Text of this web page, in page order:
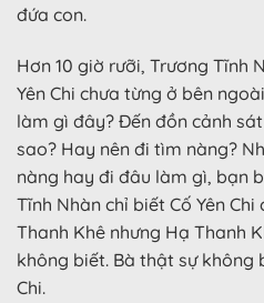
đứa con.
Hơn 10 giờ rưỡi, Trương Tĩnh
Yên Chi chưa từng ở bên
làm gì đây? Đến đồn cảnh
sao? Hay nên đi tìm nàng?
nàng hay đi đâu làm gì, bạn
Tĩnh Nhàn chỉ biết Cố Yên
Thanh Khê nhưng Hạ Thanh
không biết. Bà thật sự không
Chi.